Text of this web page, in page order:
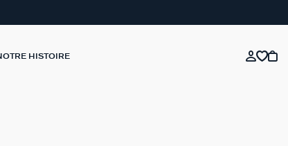
HISTOIRE